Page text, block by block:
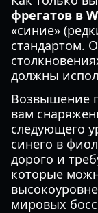
фрегатов в
«синие»
стандартом.
должны
Возвышение
вам
следующего
синего в
дорого и
которые
мировых